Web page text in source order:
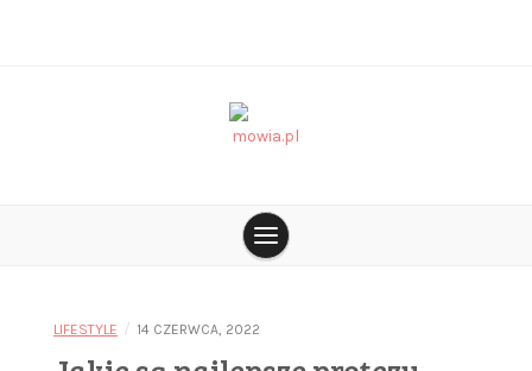
mowia.pl
LIFESTYLE / 14 CZERWCA, 2022